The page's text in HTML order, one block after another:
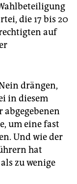
die 17 bis 20
auf
drängen,
in diesem
abgegebenen
um eine fast
Und wie der
hat
zu wenige